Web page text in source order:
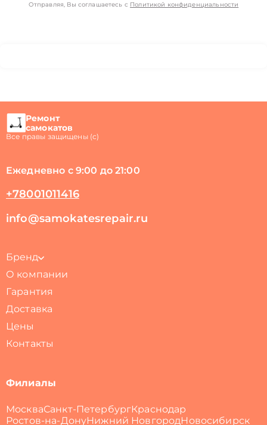
Отправляя, Вы соглашаетесь с Политикой конфиденциальности
Ремонт
самокатов
Все правы защищены (с)
Ежедневно с 9:00 до 21:00
+78001011416
info@samokatesrepair.ru
Бренд
О компании
Гарантия
Доставка
Цены
Контакты
Филиалы
МоскваСанкт-ПетербургКраснодар
Ростов-на-ДонуНижний НовгородНовосибирск